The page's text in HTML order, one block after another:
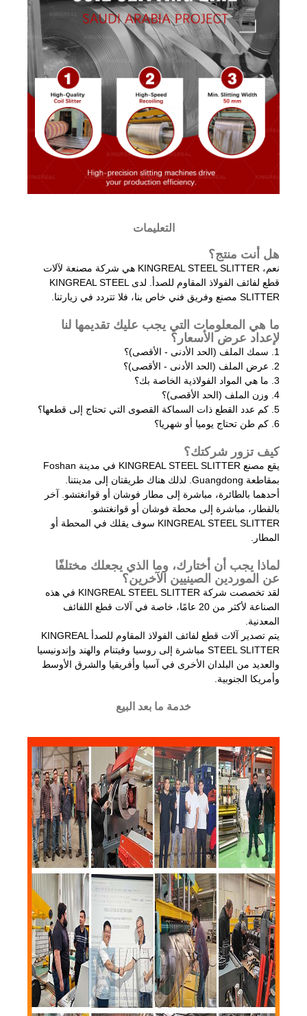
التعليمات
هل أنت منتج؟
نعم، KINGREAL STEEL SLITTER هي شركة مصنعة لآلات
قطع لفائف الفولاذ المقاوم للصدأ. لدى KINGREAL STEEL
SLITTER مصنع وفريق فني خاص بنا، فلا تتردد في زيارتنا.
ما هي المعلومات التي يجب عليك تقديمها لنا
لإعداد عرض الأسعار؟
1. سمك الملف (الحد الأدنى - الأقصى)؟
2. عرض الملف (الحد الأدنى - الأقصى)؟
3. ما هي المواد الفولاذية الخاصة بك؟
4. وزن الملف (الحد الأقصى)؟
5. كم عدد القطع ذات السماكة القصوى التي تحتاج إلى قطعها؟
6. كم طن تحتاج يوميا أو شهريا؟
كيف تزور شركتك؟
يقع مصنع KINGREAL STEEL SLITTER في مدينة Foshan
بمقاطعة Guangdong. لذلك هناك طريقتان إلى مدينتنا.
أحدهما بالطائرة، مباشرة إلى مطار فوشان أو قوانغتشو. آخر
بالقطار، مباشرة إلى محطة فوشان أو قوانغتشو.
KINGREAL STEEL SLITTER سوف يقلك في المحطة أو
المطار.
لماذا يجب أن أختارك، وما الذي يجعلك مختلفًا
عن الموردين الصينيين الآخرين؟
لقد تخصصت شركة KINGREAL STEEL SLITTER في هذه
الصناعة لأكثر من 20 عامًا، خاصة في آلات قطع اللفائف
المعدنية.
يتم تصدير آلات قطع لفائف الفولاذ المقاوم للصدأ KINGREAL
STEEL SLITTER مباشرة إلى روسيا وفيتنام والهند وإندونيسيا
والعديد من البلدان الأخرى في آسيا وأفريقيا والشرق الأوسط
وأمريكا الجنوبية.
خدمة ما بعد البيع